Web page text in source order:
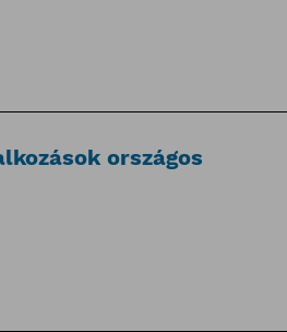
országos